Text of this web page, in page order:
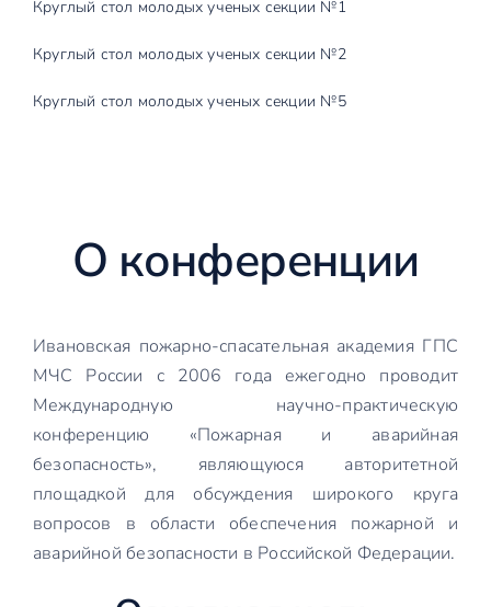
Круглый стол молодых ученых секции №1
Круглый стол молодых ученых секции №2
Круглый стол молодых ученых секции №5
О конференции
Ивановская пожарно-спасательная академия ГПС
МЧС России с 2006 года ежегодно проводит
Международную научно-практическую
конференцию «Пожарная и аварийная
безопасность», являющуюся авторитетной
площадкой для обсуждения широкого круга
вопросов в области обеспечения пожарной и
аварийной безопасности в Российской Федерации.